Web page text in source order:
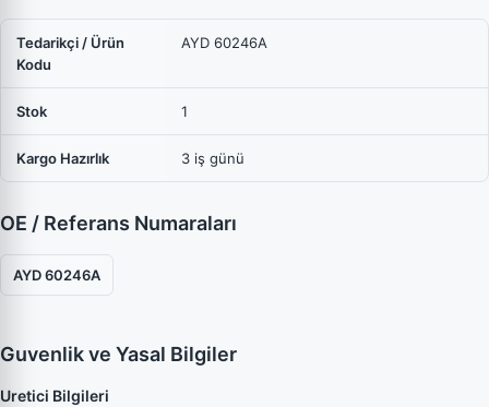
Tedarikçi / Ürün
Kodu
AYD 60246A
Stok 1
Kargo Hazırlık 3 iş günü
OE / Referans Numaraları
AYD 60246A
Guvenlik ve Yasal Bilgiler
Uretici Bilgileri